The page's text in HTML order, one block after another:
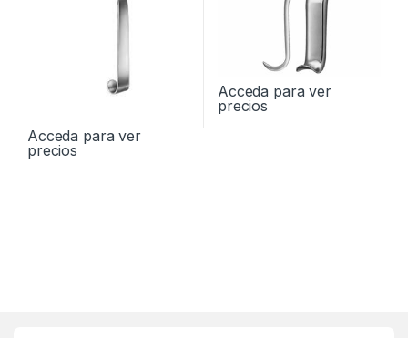
Acceda para ver
precios
Acceda para ver
precios